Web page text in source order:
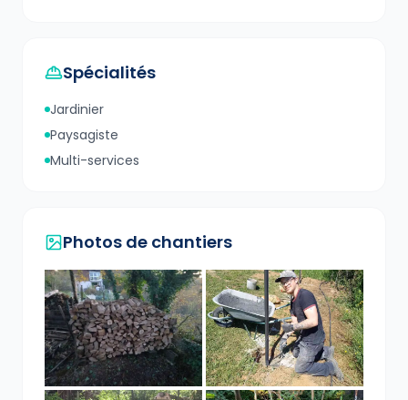
Spécialités
Jardinier
Paysagiste
Multi-services
Photos de chantiers